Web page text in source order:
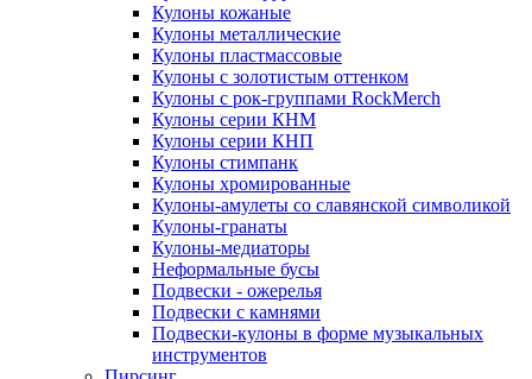
Кулоны кожаные
Кулоны металлические
Кулоны пластмассовые
Кулоны с золотистым оттенком
Кулоны с рок-группами RockMerch
Кулоны серии КНМ
Кулоны серии КНП
Кулоны стимпанк
Кулоны хромированные
Кулоны-амулеты со славянской символикой
Кулоны-гранаты
Кулоны-медиаторы
Неформальные бусы
Подвески - ожерелья
Подвески с камнями
Подвески-кулоны в форме музыкальных
инструментов